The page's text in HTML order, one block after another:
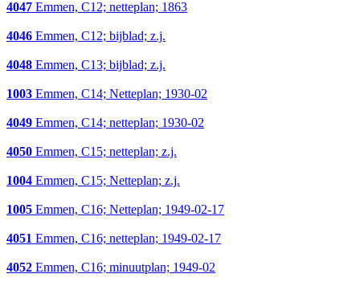
4047 Emmen, C12; netteplan; 1863
4046 Emmen, C12; bijblad; z.j.
4048 Emmen, C13; bijblad; z.j.
1003 Emmen, C14; Netteplan; 1930-02
4049 Emmen, C14; netteplan; 1930-02
4050 Emmen, C15; netteplan; z.j.
1004 Emmen, C15; Netteplan; z.j.
1005 Emmen, C16; Netteplan; 1949-02-17
4051 Emmen, C16; netteplan; 1949-02-17
4052 Emmen, C16; minuutplan; 1949-02